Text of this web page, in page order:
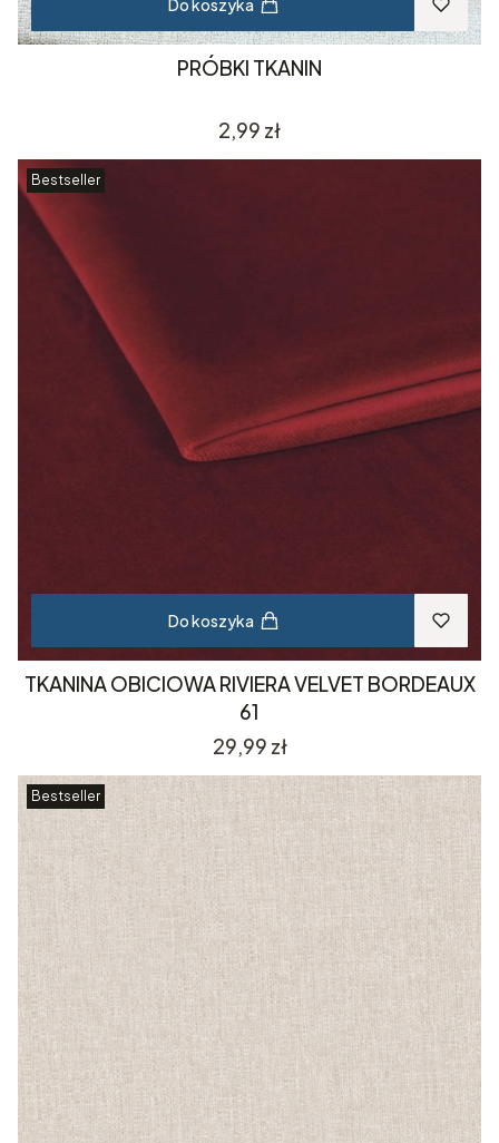
Do koszyka
PRÓBKI TKANIN
Cena
2,99 zł
Bestseller
Do koszyka
TKANINA OBICIOWA RIVIERA VELVET BORDEAUX
61
Cena
29,99 zł
Bestseller